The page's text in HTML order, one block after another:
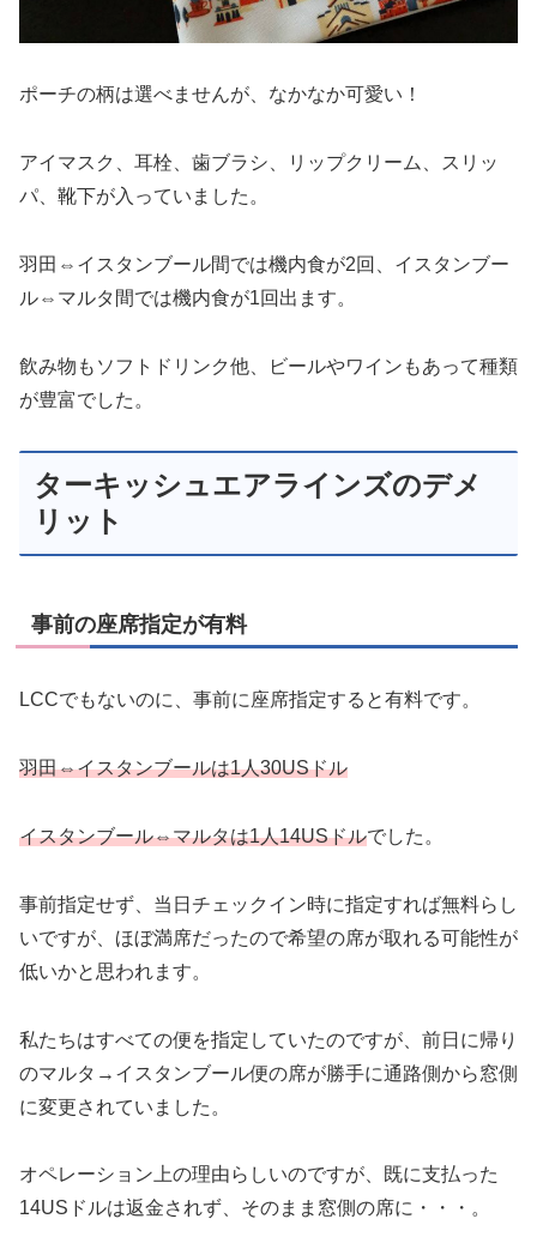
ポーチの柄は選べませんが、なかなか可愛い！
アイマスク、耳栓、歯ブラシ、リップクリーム、スリッ
パ、靴下が入っていました。
羽田⇔イスタンブール間では機内食が2回、イスタンブー
ル⇔マルタ間では機内食が1回出ます。
飲み物もソフトドリンク他、ビールやワインもあって種類
が豊富でした。
ターキッシュエアラインズのデメ
リット
事前の座席指定が有料
LCCでもないのに、事前に座席指定すると有料です。
羽田⇔イスタンブールは1人30USドル
イスタンブール⇔マルタは1人14USドルでした。
事前指定せず、当日チェックイン時に指定すれば無料らし
いですが、ほぼ満席だったので希望の席が取れる可能性が
低いかと思われます。
私たちはすべての便を指定していたのですが、前日に帰り
のマルタ→イスタンブール便の席が勝手に通路側から窓側
に変更されていました。
オペレーション上の理由らしいのですが、既に支払った
14USドルは返金されず、そのまま窓側の席に・・・。